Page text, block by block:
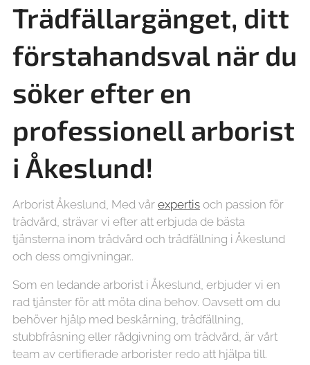
Trädfällargänget, ditt
förstahandsval när du
söker efter en
professionell arborist
i Åkeslund!
Arborist Åkeslund, Med vår expertis och passion för
trädvård, strävar vi efter att erbjuda de bästa
tjänsterna inom trädvård och trädfällning i Åkeslund
och dess omgivningar..
Som en ledande arborist i Åkeslund, erbjuder vi en
rad tjänster för att möta dina behov. Oavsett om du
behöver hjälp med beskärning, trädfällning,
stubbfräsning eller rådgivning om trädvård, är vårt
team av certifierade arborister redo att hjälpa till.